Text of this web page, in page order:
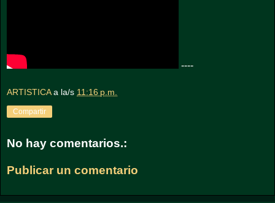
----
ARTISTICA a la/s 11:16 p.m.
Compartir
No hay comentarios.:
Publicar un comentario